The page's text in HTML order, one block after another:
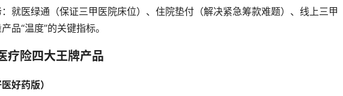
：就医绿通（保证三甲医院床位）、住院垫付（解决紧急筹款难题）、线上三甲
品“温度”的关键指标。
疗险四大王牌产品
好药版）